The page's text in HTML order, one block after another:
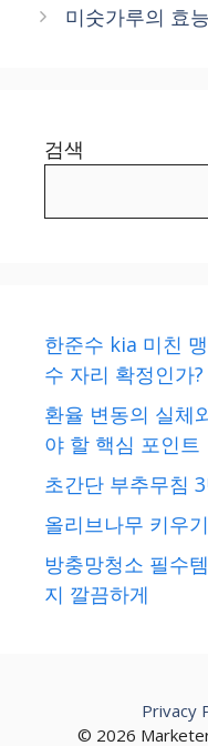
미숫가루의 효
검색
한준수 kia 미친
수 자리 확정인가?
환율 변동의 실체
야 할 핵심 포인트
초간단 부추무침
올리브나무 키우
방충망청소 필수
지 깔끔하게
© 2026
Privacy